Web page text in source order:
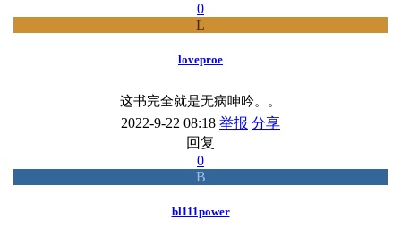
0
L
loveproe
这书完全就是无病呻吟。。
2022-9-22 08:18 举报 分享
回复
0
B
bl111power